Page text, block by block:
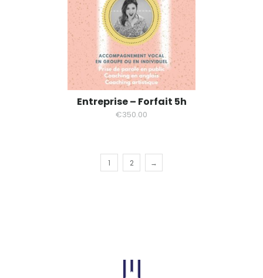
Entreprise – Forfait 5h
€350.00
1 2 →